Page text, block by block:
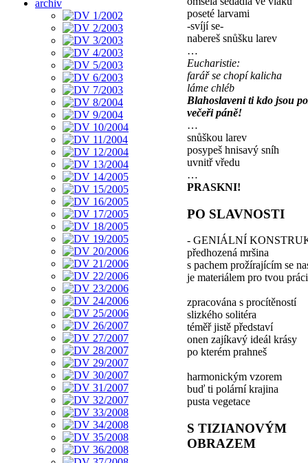
archiv
poseté larvami
-svíjí se-
nabereš snůšku larev
…
Eucharistie:
farář se chopí kalicha
láme chléb
Blahoslaveni ti kdo jsou
večeři páně!
…
snůškou larev
posypeš hnisavý sníh
uvnitř vředu
…
PRASKNI!
PO SLAVNOSTI
- GENIÁLNÍ
předhozená mršina
s pachem prožírajícím se
je materiálem pro tvou práci
zpracována s procítěností
slizkého solitéra
téměř jistě představí
onen zajíkavý ideál krásy
po kterém prahneš
harmonickým vzorem
buď ti polární krajina
pusta vegetace
S TIZIANOVÝM
OBRAZEM